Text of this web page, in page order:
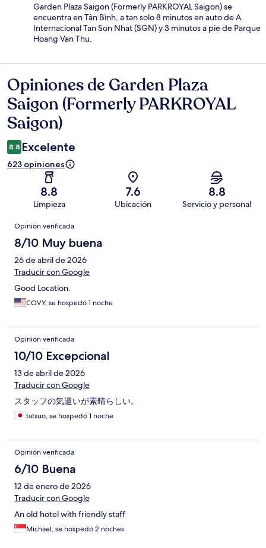
Garden Plaza Saigon (Formerly PARKROYAL Saigon) se
encuentra en Tân Bình, a tan solo 8 minutos en auto de A.
Internacional Tan Son Nhat (SGN) y 3 minutos a pie de Parque
Hoang Van Thu.
Opiniones
Opiniones de Garden Plaza
Saigon (Formerly PARKROYAL
Saigon)
8.8 Excelente
623 opiniones
8.8
Limpieza
7.6
Ubicación
8.8
Servicio y personal
Opiniones
Opinión verificada
8/10 Muy buena
26 de abril de 2026
Traducir con Google
Good Location.
COVY, se hospedó 1 noche
Opinión verificada
10/10 Excepcional
13 de abril de 2026
Traducir con Google
スタッフの気遣いが素晴らしい。
tatsuo, se hospedó 1 noche
Opinión verificada
6/10 Buena
12 de enero de 2026
Traducir con Google
An old hotel with friendly staff
Michael, se hospedó 2 noches